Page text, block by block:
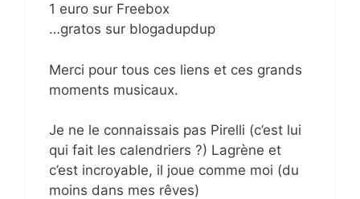
1 euro sur Freebox
…gratos sur blogadupdup
Merci pour tous ces liens et ces grands
moments musicaux.
Je ne le connaissais pas Pirelli (c’est lui
qui fait les calendriers ?) Lagrène et
c’est incroyable, il joue comme moi (du
moins dans mes rêves)